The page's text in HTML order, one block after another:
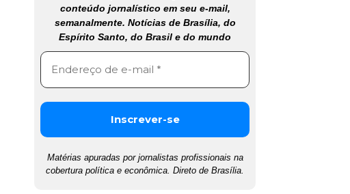
conteúdo jornalístico em seu e-mail,
semanalmente. Notícias de Brasília, do
Espírito Santo, do Brasil e do mundo
Matérias apuradas por jornalistas profissionais na
cobertura política e econômica. Direto de Brasília.